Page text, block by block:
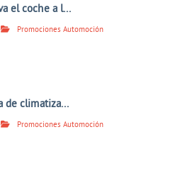
el coche a l...
Promociones Automoción
de climatiza...
Promociones Automoción